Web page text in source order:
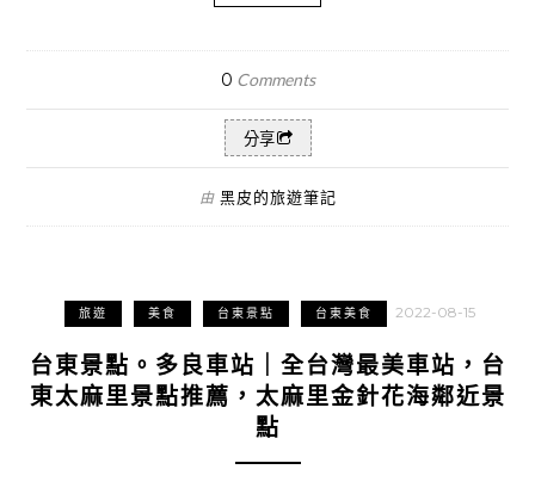
0 Comments
分享
由 黑皮的旅遊筆記
旅遊 美食 台東景點 台東美食 2022-08-15
台東景點。多良車站｜全台灣最美車站，台
東太麻里景點推薦，太麻里金針花海鄰近景
點